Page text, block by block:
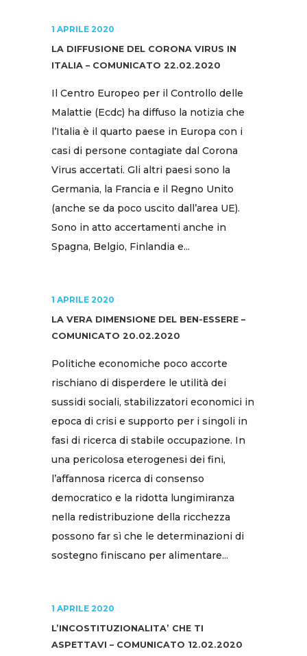
1 APRILE 2020
LA DIFFUSIONE DEL CORONA VIRUS IN
ITALIA – COMUNICATO 22.02.2020
Il Centro Europeo per il Controllo delle
Malattie (Ecdc) ha diffuso la notizia che
l’Italia è il quarto paese in Europa con i
casi di persone contagiate dal Corona
Virus accertati. Gli altri paesi sono la
Germania, la Francia e il Regno Unito
(anche se da poco uscito dall’area UE).
Sono in atto accertamenti anche in
Spagna, Belgio, Finlandia e...
1 APRILE 2020
LA VERA DIMENSIONE DEL BEN-ESSERE –
COMUNICATO 20.02.2020
Politiche economiche poco accorte
rischiano di disperdere le utilità dei
sussidi sociali, stabilizzatori economici in
epoca di crisi e supporto per i singoli in
fasi di ricerca di stabile occupazione. In
una pericolosa eterogenesi dei fini,
l’affannosa ricerca di consenso
democratico e la ridotta lungimiranza
nella redistribuzione della ricchezza
possono far sì che le determinazioni di
sostegno finiscano per alimentare...
1 APRILE 2020
L’INCOSTITUZIONALITA’ CHE TI
ASPETTAVI – COMUNICATO 12.02.2020